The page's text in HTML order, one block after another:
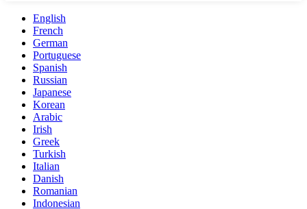
English
French
German
Portuguese
Spanish
Russian
Japanese
Korean
Arabic
Irish
Greek
Turkish
Italian
Danish
Romanian
Indonesian